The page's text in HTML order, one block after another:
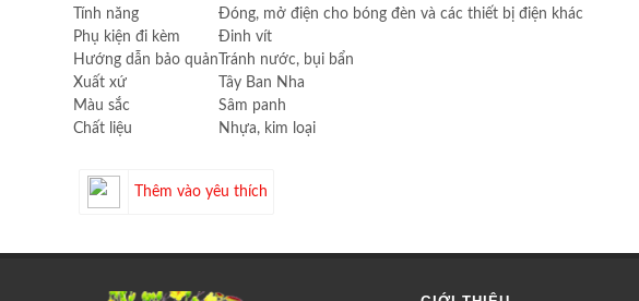
Tính năng
Đóng, mở điện cho bóng đèn và các thiết bị điện khác
Phụ kiện đi kèm
Đinh vít
Hướng dẫn bảo quản Tránh nước, bụi bẩn
Xuất xứ
Tây Ban Nha
Màu sắc
Sâm panh
Chất liệu
Nhựa, kim loại
Thêm vào yêu thích